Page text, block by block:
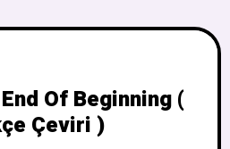
Of Beginning (
Çeviri )